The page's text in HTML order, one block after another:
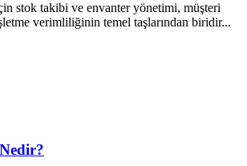
stok takibi ve envanter yönetimi, müşteri
verimliliğinin temel taşlarından biridir...